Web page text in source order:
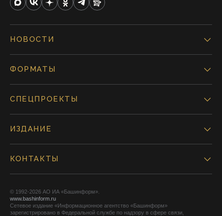
НОВОСТИ
ФОРМАТЫ
СПЕЦПРОЕКТЫ
ИЗДАНИЕ
КОНТАКТЫ
© 1992-2026 АО ИА «Башинформ».
www.bashinform.ru
Сетевое издание «Информационное агентство «Башинформ»
зарегистрировано в Федеральной службе по надзору в сфере связи,